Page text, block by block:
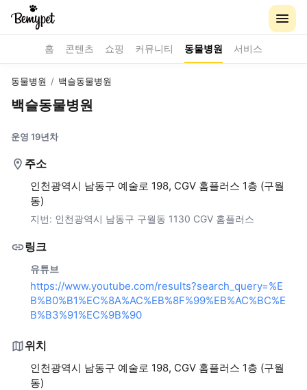
홈 콘텐츠 쇼핑 커뮤니티 동물병원 서비스
동물병원 / 백슬동물병원
백슬동물병원
운영 19년차
주소
인천광역시 남동구 예술로 198, CGV 홈플러스 1층 (구월
동)
지번: 인천광역시 남동구 구월동 1130 CGV 홈플러스
링크
유튜브
https://www.youtube.com/results?search_query=%E
B%B0%B1%EC%8A%AC%EB%8F%99%EB%AC%BC%E
B%B3%91%EC%9B%90
위치
인천광역시 남동구 예술로 198, CGV 홈플러스 1층 (구월
동)